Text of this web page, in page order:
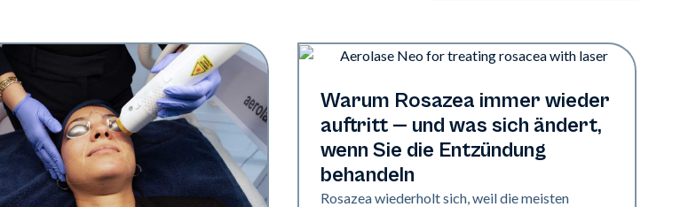
Gesundheit der Haut
Warum Rosazea immer wieder
auftritt — und was sich ändert,
wenn Sie die Entzündung
behandeln
Rosazea wiederholt sich, weil die meisten